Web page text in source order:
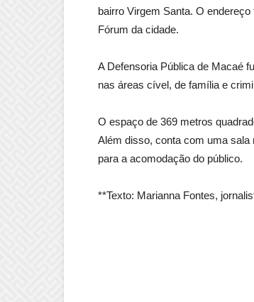
bairro Virgem Santa. O
Fórum da cidade.
A Defensoria Pública de Macaé
nas áreas cível, de família e
O espaço de 369 metros
Além disso, conta com uma
para a acomodação do público.
**Texto: Marianna Fontes,